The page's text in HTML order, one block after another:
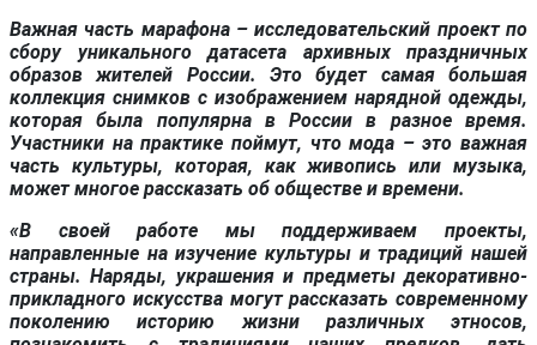
Важная часть марафона – исследовательский проект по
сбору уникального датасета архивных праздничных
образов жителей России. Это будет самая большая
коллекция снимков с изображением нарядной одежды,
которая была популярна в России в разное время.
Участники на практике поймут, что мода – это важная
часть культуры, которая, как живопись или музыка,
может многое рассказать об обществе и времени.
«В своей работе мы поддерживаем проекты,
направленные на изучение культуры и традиций нашей
страны. Наряды, украшения и предметы декоративно-
прикладного искусства могут рассказать современному
поколению историю жизни различных этносов,